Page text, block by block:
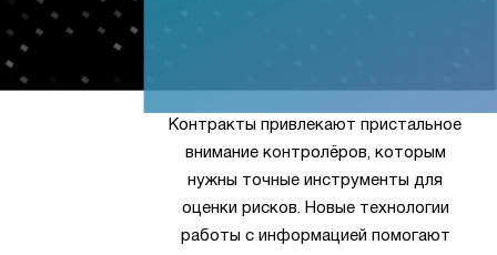
Контракты привлекают пристальное
внимание контролёров, которым
нужны точные инструменты для
оценки рисков. Новые технологии
работы с информацией помогают